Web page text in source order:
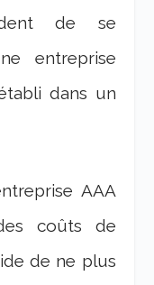
de se
entreprise
dans un
AAA
coûts de
de ne plus